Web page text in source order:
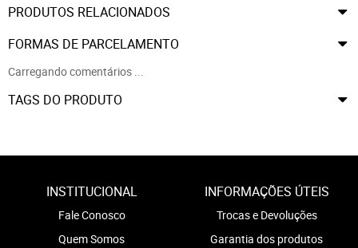
PRODUTOS RELACIONADOS
FORMAS DE PARCELAMENTO
Carregando comentários ...
TAGS DO PRODUTO
INSTITUCIONAL
Fale Conosco
Quem Somos
INFORMAÇÕES ÚTEIS
Trocas e Devoluções
Garantia dos produtos